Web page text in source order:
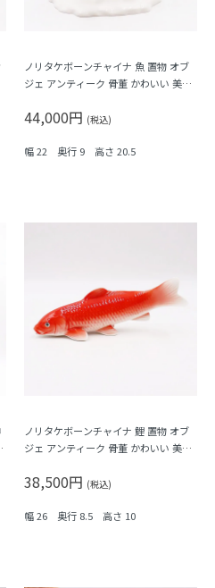
ノリタケボーンチャイナ 魚 置物 オブ
ジェ アンティーク 骨董 かわいい 美し
44,000円 (税込)
幅 22 奥行 9 高さ 20.5
ノリタケボーンチャイナ 鯉 置物 オブ
ジェ アンティーク 骨董 かわいい 美し
38,500円 (税込)
幅 26 奥行 8.5 高さ 10